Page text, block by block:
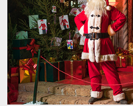
Nombre
Proveedor /
Dominio
cf_clearance
Cloudflare,
Inc.
.oooh.events